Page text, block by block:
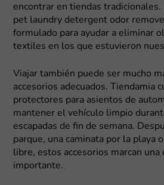
encontrar en tiendas
pet laundry detergent odor
formulado para ayudar a eliminar
textiles en los que estuvieron
Viajar también puede ser mucho
accesorios adecuados. Tiendamia
protectores para asientos de
mantener el vehículo limpio
escapadas de fin de semana.
parque, una caminata por la playa
libre, estos accesorios marcan una
importante.